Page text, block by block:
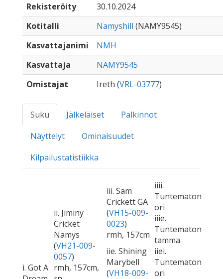
Rekisteröity
30.10.2024
Kotitalli
Namyshill (NAMY9545)
Kasvattajanimi
NMH
Kasvattaja
NAMY9545
Omistajat
Ireth (VRL-03777)
Suku Jälkeläiset
Palkinnot
Näyttelyt
Ominaisuudet
Kilpailustatistiikka
i. Got A
ii. Jiminy
Cricket
Namys
(VH21-009-
0057)
rmh, 157cm,
iii. Sam
Crickett GA
(VH15-009-
0023)
rmh, 157cm
iiii.
Tuntematon
ori
iiie.
Tuntematon
tamma
iie. Shining
Marybell
(VH18-009-
iiei.
Tuntematon
ori